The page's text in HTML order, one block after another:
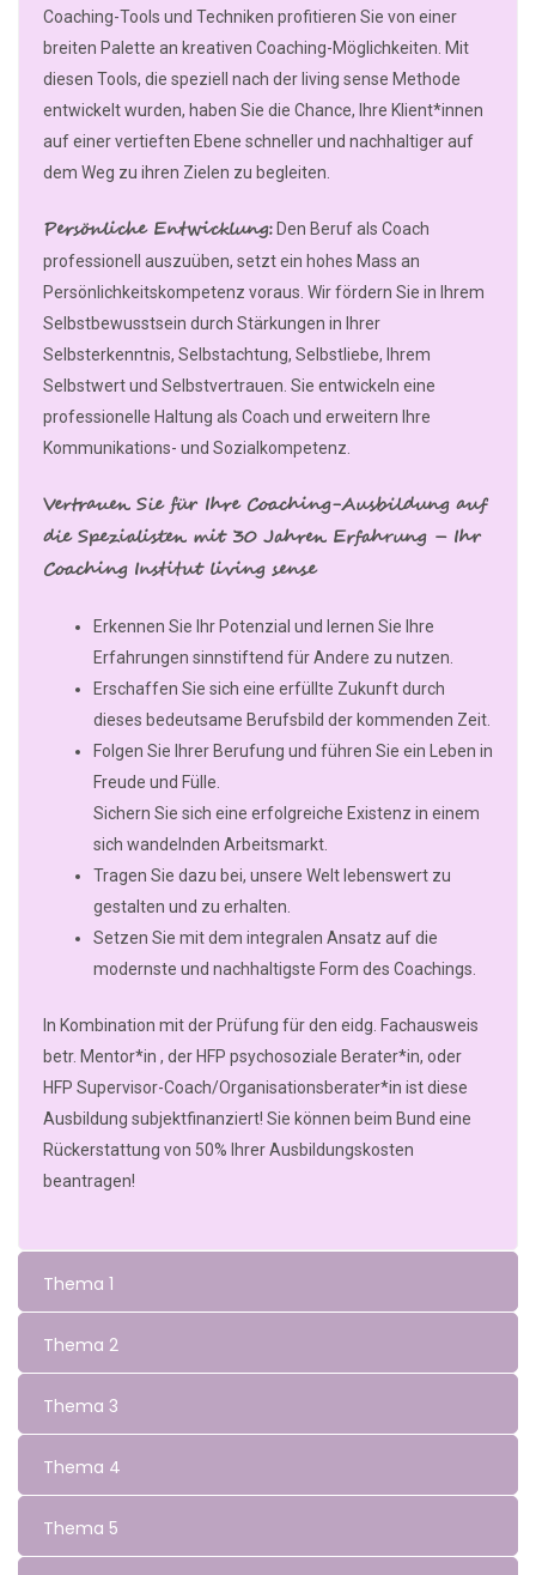
Coaching-Tools und Techniken profitieren Sie von einer
breiten Palette an kreativen Coaching-Möglichkeiten. Mit
diesen Tools, die speziell nach der living sense Methode
entwickelt wurden, haben Sie die Chance, Ihre Klient*innen
auf einer vertieften Ebene schneller und nachhaltiger auf
dem Weg zu ihren Zielen zu begleiten.
Persönliche Entwicklung:Den Beruf als Coach
professionell auszuüben, setzt ein hohes Mass an
Persönlichkeitskompetenz voraus. Wir fördern Sie in Ihrem
Selbstbewusstsein durch Stärkungen in Ihrer
Selbsterkenntnis, Selbstachtung, Selbstliebe, Ihrem
Selbstwert und Selbstvertrauen. Sie entwickeln eine
professionelle Haltung als Coach und erweitern Ihre
Kommunikations- und Sozialkompetenz.
Vertrauen Sie für Ihre Coaching-Ausbildung auf
die Spezialisten mit 30 Jahren Erfahrung – Ihr
Coaching Institut living sense
Erkennen Sie Ihr Potenzial und lernen Sie Ihre
Erfahrungen sinnstiftend für Andere zu nutzen.
Erschaffen Sie sich eine erfüllte Zukunft durch
dieses bedeutsame Berufsbild der kommenden Zeit.
Folgen Sie Ihrer Berufung und führen Sie ein Leben in
Freude und Fülle.
Sichern Sie sich eine erfolgreiche Existenz in einem
sich wandelnden Arbeitsmarkt.
Tragen Sie dazu bei, unsere Welt lebenswert zu
gestalten und zu erhalten.
Setzen Sie mit dem integralen Ansatz auf die
modernste und nachhaltigste Form des Coachings.
In Kombination mit der Prüfung für den eidg. Fachausweis
betr. Mentor*in , der HFP psychosoziale Berater*in, oder
HFP Supervisor-Coach/Organisationsberater*in ist diese
Ausbildung subjektfinanziert! Sie können beim Bund eine
Rückerstattung von 50% Ihrer Ausbildungskosten
beantragen!
Thema 1
Thema 2
Thema 3
Thema 4
Thema 5